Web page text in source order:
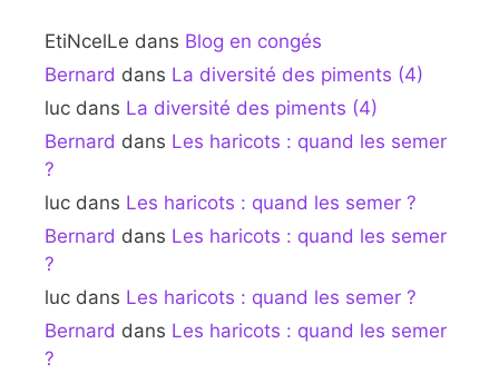
EtiNcelLe dans Blog en congés
Bernard dans La diversité des piments (4)
luc dans La diversité des piments (4)
Bernard dans Les haricots : quand les semer
?
luc dans Les haricots : quand les semer ?
Bernard dans Les haricots : quand les semer
?
luc dans Les haricots : quand les semer ?
Bernard dans Les haricots : quand les semer
?